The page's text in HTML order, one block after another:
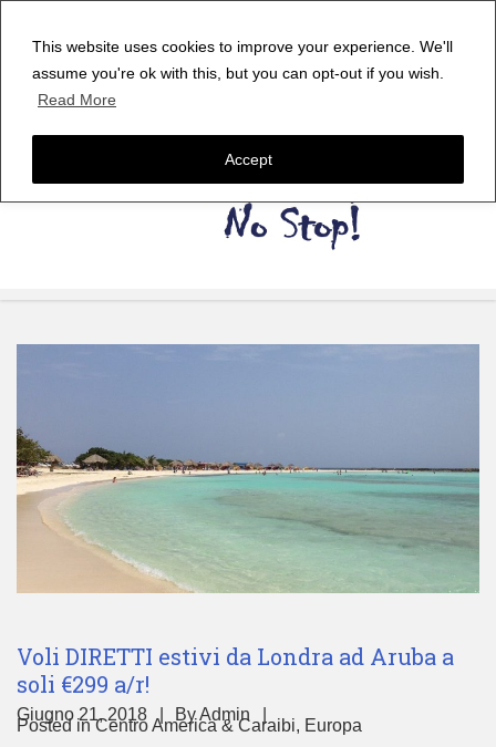
This website uses cookies to improve your experience. We'll
assume you're ok with this, but you can opt-out if you wish.
Read More
Accept
Voli DIRETTI estivi da Londra ad Aruba a
soli €299 a/r!
Giugno 21, 2018 ByAdmin
Posted inCentro America & Caraibi, Europa